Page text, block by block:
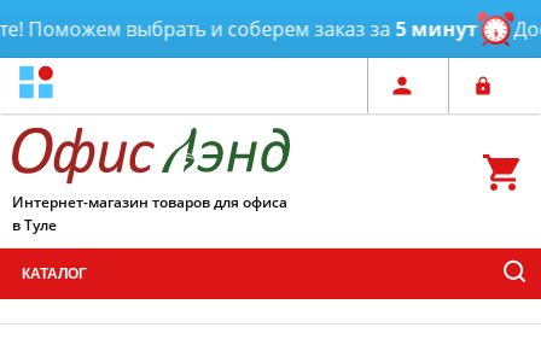
выбрать и соберем заказ за5 минут
Интернет-магазин товаров для офиса
в Туле
КАТАЛОГ